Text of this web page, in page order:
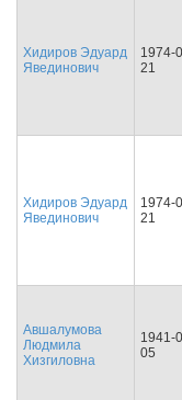
Хидиров Эдуард
Явединович
1974-
21
Хидиров Эдуард
Явединович
1974-
21
Авшалумова
Людмила
Хизгиловна
1941-
05